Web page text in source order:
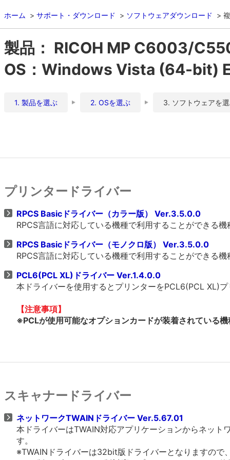
ホーム サポート・ダウンロード ソフトウェアダウンロード
製品： RICOH MP C6003/
OS：Windows Vista (64-bit)
1. 製品を選ぶ 2. OSを選ぶ 3. ソフトウェアを
プリンタードライバー
RPCS Basicドライバー（カラー版） Ver.3.5.0.0
RPCS言語に対応している機種で利用することができる
RPCS Basicドライバー（モノクロ版） Ver.3.5.0.0
RPCS言語に対応している機種で利用することができる
PCL6(PCL XL)ドライバー Ver.1.4.0.0
本ドライバーを使用するとプリンターをPCL6(PCL XL)
【注意事項】
※PCLが使用可能なオプションカードが装着されている
スキャナードライバー
ネットワークTWAINドライバー Ver.5.67.01
本ドライバーはTWAIN対応アプリケーションからネッ
す。
※TWAINドライバーは32bit版ドライバーとなりますの